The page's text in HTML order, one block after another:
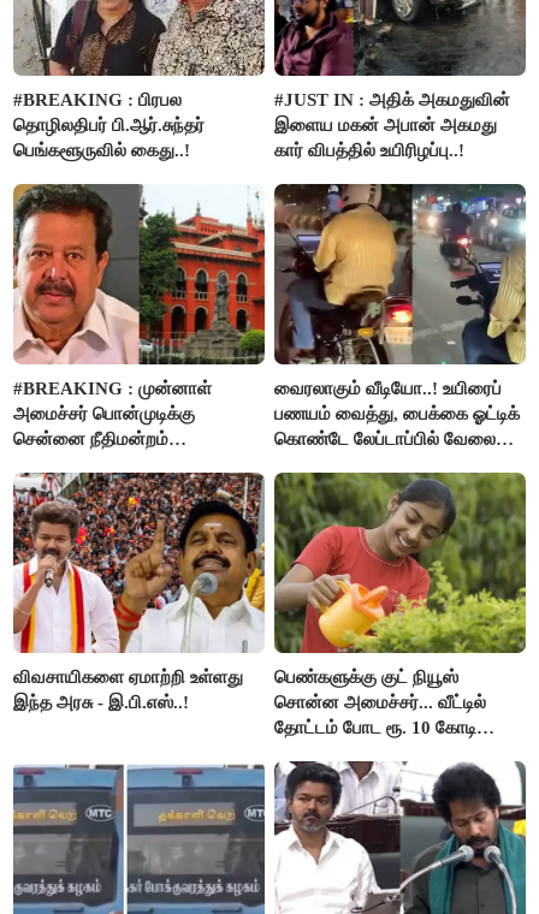
#BREAKING : பிரபல
தொழிலதிபர் பி.ஆர்.சுந்தர்
பெங்களூருவில் கைது..!
#JUST IN : அதிக் அகமதுவின்
இளைய மகன் அபான் அகமது
கார் விபத்தில் உயிரிழப்பு..!
#BREAKING : முன்னாள்
அமைச்சர் பொன்முடிக்கு
சென்னை நீதிமன்றம்
வைரலாகும் வீடியோ..! உயிரைப்
பணயம் வைத்து, பைக்கை ஓட்டிக்
கொண்டே லேப்டாப்பில் வேலை
விவசாயிகளை ஏமாற்றி உள்ளது
இந்த அரசு - இ.பி.எஸ்..!
பெண்களுக்கு குட் நியூஸ்
சொன்ன அமைச்சர்... வீட்டில்
தோட்டம் போட ரூ. 10 கோடி